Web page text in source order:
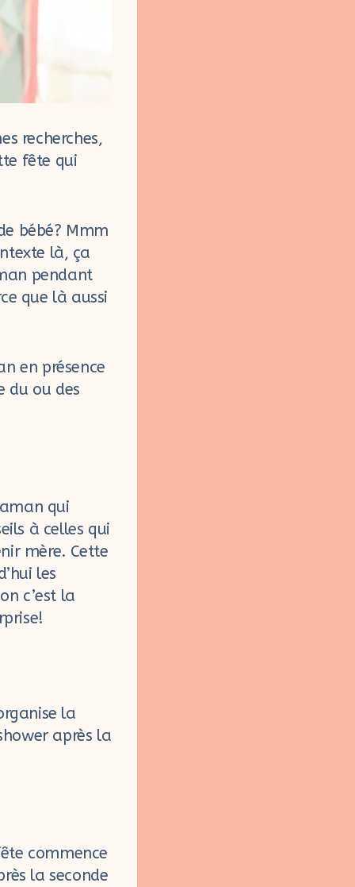
recherches,
fête qui
bébé? Mmm
là, ça
pendant
que là aussi
en présence
du ou des
qui
à celles qui
mère. Cette
les
c’est la
la
après la
commence
la seconde